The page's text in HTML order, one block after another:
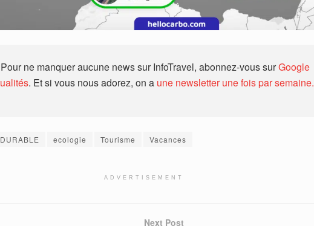
ne manquer aucune news sur InfoTravel, abonnez-vous surGoogle
. Et si vous nous adorez, on a une newsletter une fois par semaine.
DURABLE ecologie Tourisme Vacances
ADVERTISEMENT
Next Post